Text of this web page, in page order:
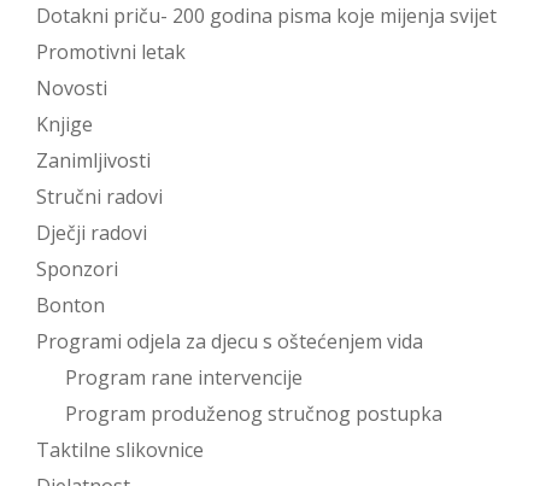
Dotakni priču- 200 godina pisma koje mijenja svijet
Promotivni letak
Novosti
Knjige
Zanimljivosti
Stručni radovi
Dječji radovi
Sponzori
Bonton
Programi odjela za djecu s oštećenjem vida
Program rane intervencije
Program produženog stručnog postupka
Taktilne slikovnice